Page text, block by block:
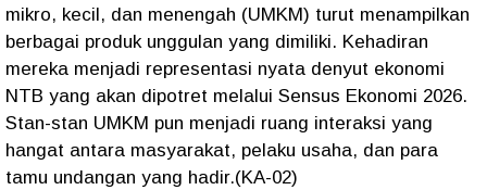
mikro, kecil, dan menengah (UMKM) turut menampilkan
berbagai produk unggulan yang dimiliki. Kehadiran
mereka menjadi representasi nyata denyut ekonomi
NTB yang akan dipotret melalui Sensus Ekonomi 2026.
Stan-stan UMKM pun menjadi ruang interaksi yang
hangat antara masyarakat, pelaku usaha, dan para
tamu undangan yang hadir.(KA-02)